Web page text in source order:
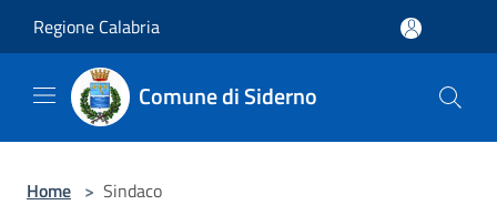
Regione Calabria
Comune di Siderno
Home > Sindaco